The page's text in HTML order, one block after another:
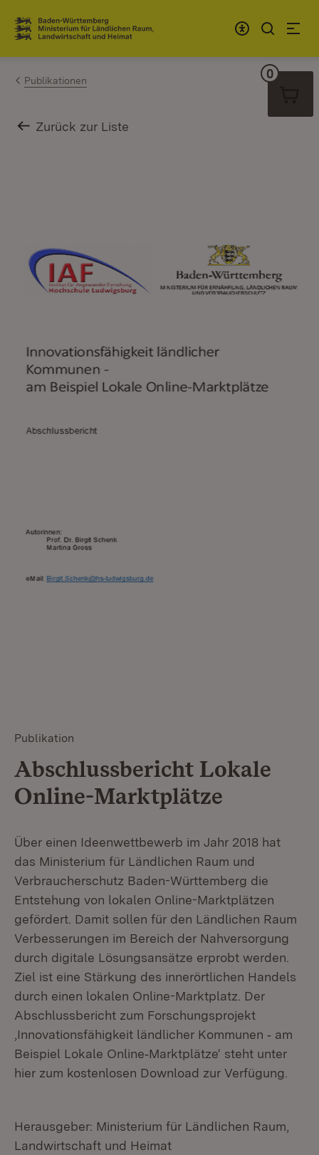
Zum Inhalt springen
Link zur Startseite
Publikationen
Zurück zur Liste
Publikation
Abschlussbericht Lokale
Online-Marktplätze
Über einen Ideenwettbewerb im Jahr 2018 hat
das Ministerium für Ländlichen Raum und
Verbraucherschutz Baden-Württemberg die
Entstehung von lokalen Online-Marktplätzen
gefördert. Damit sollen für den Ländlichen Raum
Verbesserungen im Bereich der Nahversorgung
durch digitale Lösungsansätze erprobt werden.
Ziel ist eine Stärkung des innerörtlichen Handels
durch einen lokalen Online-Marktplatz. Der
Abschlussbericht zum Forschungsprojekt
‚Innovationsfähigkeit ländlicher Kommunen ‐ am
Beispiel Lokale Online‐Marktplätze‘ steht unter
hier zum kostenlosen Download zur Verfügung.
Herausgeber: Ministerium für Ländlichen Raum,
Landwirtschaft und Heimat
0